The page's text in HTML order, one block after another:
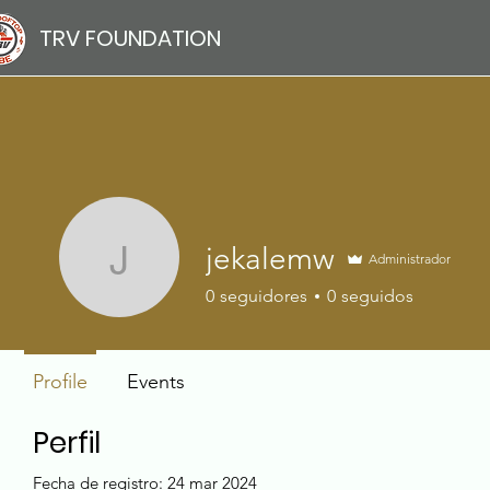
TRV FOUNDATION
Perfil
Fecha de registro: 24 mar 2024
jekalemw
jekalemw Administrador
0 seguidores 0 seguidos
Profile Events